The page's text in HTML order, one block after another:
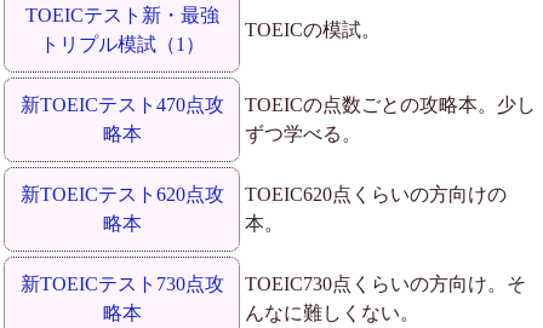
TOEICテスト新・最強
トリプル模試（1）
TOEICの模試。
新TOEICテスト470点攻
略本
TOEICの点数ごとの攻略本。少し
ずつ学べる。
新TOEICテスト620点攻
略本
TOEIC620点くらいの方向けの
本。
新TOEICテスト730点攻
略本
TOEIC730点くらいの方向け。そ
んなに難しくない。